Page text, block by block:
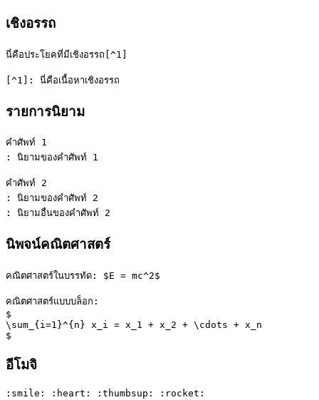
เชิงอรรถ
นี่คือประโยคที่มีเชิงอรรถ[^1]
[^1]: นี่คือเนื้อหาเชิงอรรถ
รายการนิยาม
คำศัพท์ 1
: นิยามของคำศัพท์ 1
คำศัพท์ 2
: นิยามของคำศัพท์ 2
: นิยามอื่นของคำศัพท์ 2
นิพจน์คณิตศาสตร์
คณิตศาสตร์ในบรรทัด: $E = mc^2$
คณิตศาสตร์แบบบล็อก:
$
\sum_{i=1}^{n} x_i = x_1 + x_2 + \cdots + x_n
$
อีโมจิ
:smile: :heart: :thumbsup: :rocket: